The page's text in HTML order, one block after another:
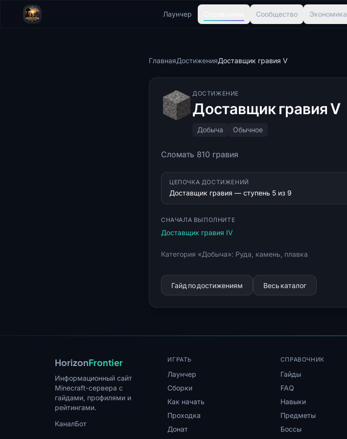
Лаунчер Сообщество Экономика
ГлавнаяДостиженияДоставщик гравия V
ДОСТИЖЕНИЕ
Доставщик гравия V
Добыча Обычное
Сломать 810 гравия
ЦЕПОЧКА ДОСТИЖЕНИЙ
Доставщик гравия — ступень 5 из 9
СНАЧАЛА ВЫПОЛНИТЕ
Доставщик гравия IV
Категория «Добыча»: Руда, камень, плавка
Гайд по достижениям Весь каталог
HorizonFrontier
Информационный сайт
Minecraft-сервера с
гайдами, профилями и
рейтингами.
КаналБот
ИГРАТЬ
Лаунчер
Сборки
Как начать
Проходка
Донат
СПРАВОЧНИК
Гайды
FAQ
Навыки
Предметы
Боссы